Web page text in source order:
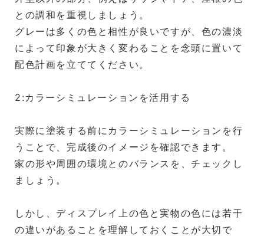
との調和を重視しましょう。
グレーは多くの色と相性が良いですが、色の濃淡
によって印象が大きく変わることを念頭に置いて
配色計画を立ててください。
2:カラーシミュレーションを活用する
実際に塗装する前にカラーシミュレーションを行
うことで、完成後のイメージを確認できます。
家の形や周囲の環境とのバランスを、チェックし
ましょう。
しかし、ディスプレイ上の色と実物の色には若干
の違いがあることを理解しておくことが大切で